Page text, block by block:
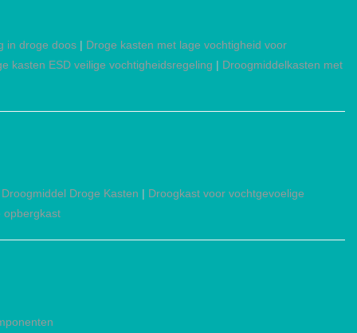
in droge doos | Droge kasten met lage vochtigheid voor
kasten ESD veilige vochtigheidsregeling | Droogmiddelkasten met
Droogmiddel Droge Kasten | Droogkast voor vochtgevoelige
opbergkast